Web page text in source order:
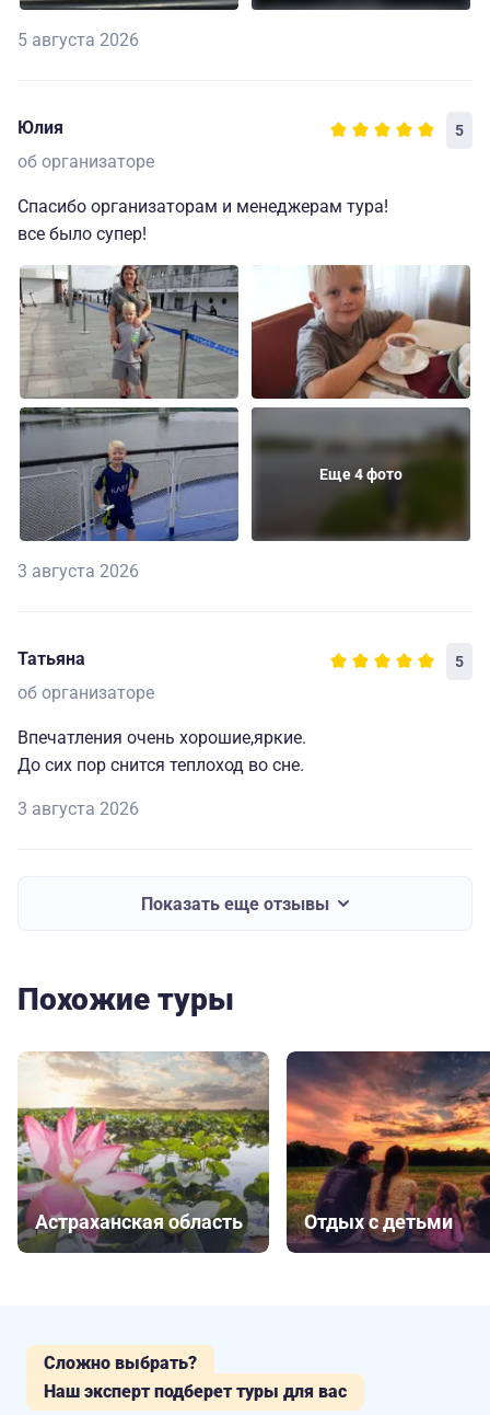
5 августа 2026
Юлия 5
об организаторе
Спасибо организаторам и менеджерам тура!
все было супер!
Еще 4 фото
3 августа 2026
Татьяна 5
об организаторе
Впечатления очень хорошие,яркие.
До сих пор снится теплоход во сне.
3 августа 2026
Показать еще отзывы
Похожие туры
Астраханская область Отдых с детьми
Сложно выбрать?
Наш эксперт подберет туры для вас